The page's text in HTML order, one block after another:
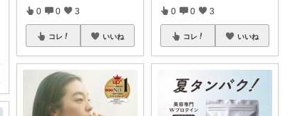
0 0 3
コレ いいね
0 0 3
コレ いいね